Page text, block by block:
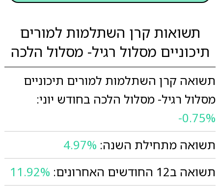
תשואות קרן השתלמות למורים
תיכוניים מסלול רגיל- מסלול הלכה
תשואה קרן השתלמות למורים תיכוניים
מסלול רגיל- מסלול הלכה בחודש יוני:
-0.75%
תשואה מתחילת השנה: 4.97%
תשואה ב12 החודשים האחרונים:
11.92%